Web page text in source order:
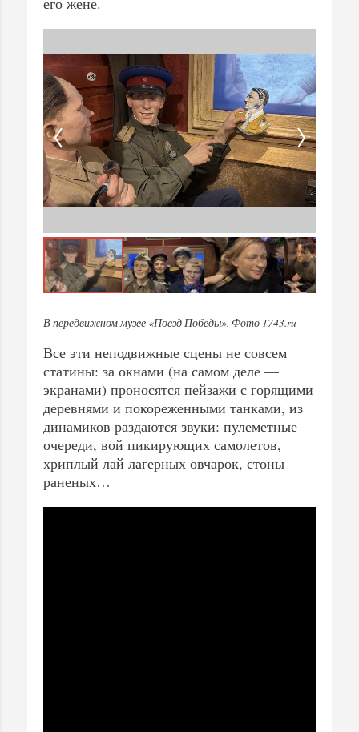
В передвижном музее «Поезд Победы». Фото 1743.ru
Все эти неподвижные сцены не совсем
статины: за окнами (на самом деле —
экранами) проносятся пейзажи с горящими
деревнями и покореженными танками, из
динамиков раздаются звуки: пулеметные
очереди, вой пикирующих самолетов,
хриплый лай лагерных овчарок, стоны
раненых…